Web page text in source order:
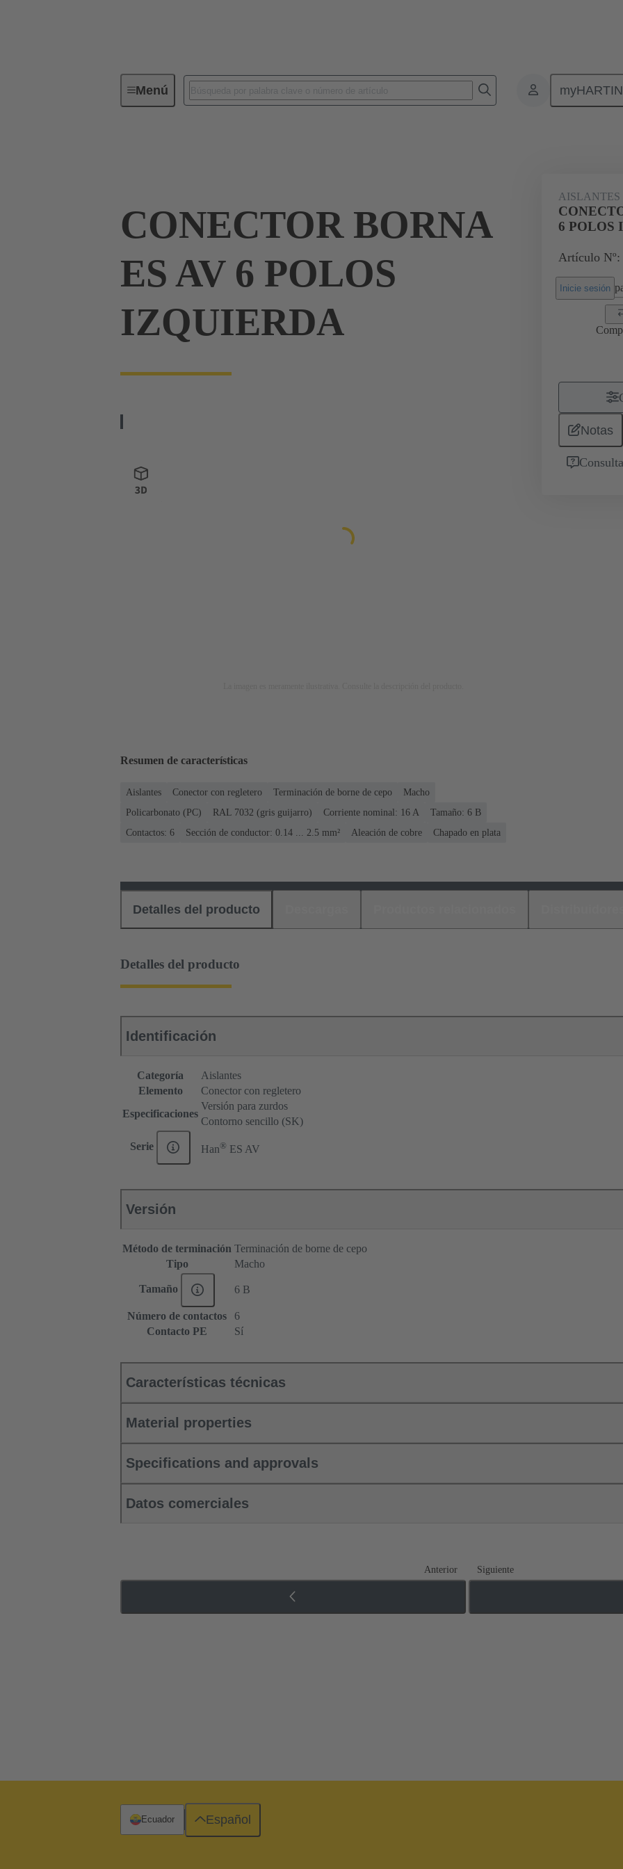
MenúConectores industriales / Han® Aislantes monobloque
CONECTOR BORNA
ES AV 6 POLOS
IZQUIERDA
AISLANTES
6 POLOS
Artículo Nº:
Inicie sesión
Notas
Resumen de características
Aislantes Conector con regletero Terminación de borne de cepo
Macho
Policarbonato (PC)
RAL 7032 (gris guijarro) Corriente nominal: ‌16 A
Tamaño: 6 B
Contactos: 6
Sección de conductor: 0.14 ... 2.5 mm² Aleación de cobre Chapado en plata
Detalles del producto
Detalles del producto
Identificación
Categoría
Aislantes
Elemento
Conector con regletero
Especificaciones
Versión para zurdos
Contorno sencillo (SK)
Serie Han® ES AV
Versión
Método de terminación Terminación de borne de cepo
Tipo
Macho
Tamaño 6 B
Número de contactos
6
Contacto PE
Sí
Características técnicas
Material properties
Specifications and approvals
Datos comerciales
Anterior Siguiente
Ecuador Español